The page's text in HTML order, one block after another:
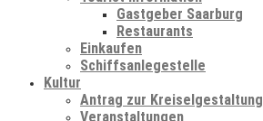
Gastgeber Saarburg
Restaurants
Einkaufen
Schiffsanlegestelle
Kultur
Antrag zur Kreiselgestaltung
Veranstaltungen